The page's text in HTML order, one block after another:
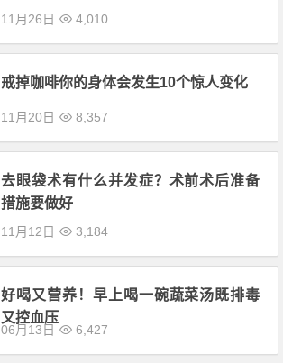
11月26日 4,010
戒掉咖啡你的身体会发生10个惊人变化
11月20日 8,357
去眼袋术有什么并发症？术前术后准备
措施要做好
11月12日 3,184
好喝又营养！早上喝一碗蔬菜汤既排毒
又控血压
06月13日 6,427